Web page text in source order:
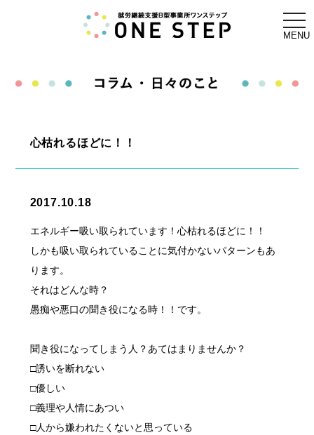
MENU
心枯れるほどに！！
2017.10.18
エネルギー吸い取られています！心枯れるほどに！！
しかも吸い取られていることに気付かないパターンもあ
ります。
それはどんな時？
愚痴や悪口の聞き役になる時！！です。
聞き役になってしまう人？あてはまりませんか？
□誘いを断れない
□優しい
□義理や人情にあつい
□人から嫌われたくないと思っている